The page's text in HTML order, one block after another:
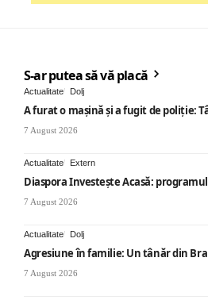
S-ar putea să vă placă
Actualitate Dolj
A furat o mașină și a fugit de poliție:
7 August 2026
Actualitate Extern
Diaspora Investește Acasă:
7 August 2026
Actualitate Dolj
Agresiune în familie: Un tânăr din
7 August 2026